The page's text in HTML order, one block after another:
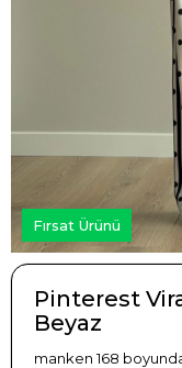
Fırsat Ürünü
Pinterest
Beyaz
manken 168